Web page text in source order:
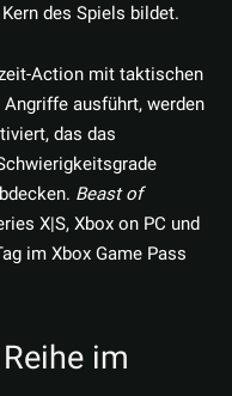
des Spiels bildet.
Action mit taktischen
ausführt, werden
das das
Beast of
X|S, Xbox on PC und
im Xbox Game Pass
im